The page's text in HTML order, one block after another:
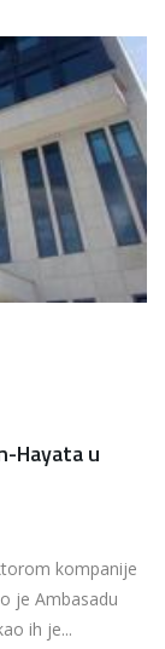
Hayata u
kompanije
je Ambasadu
ih je...